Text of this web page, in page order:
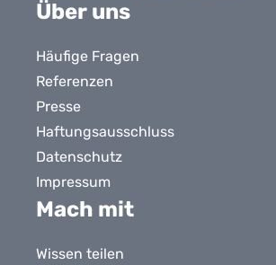
Bluesky
X LinkedInFacebook
Über uns
Häufige Fragen
Referenzen
Presse
Haftungsausschluss
Datenschutz
Impressum
Mach mit
Wissen teilen